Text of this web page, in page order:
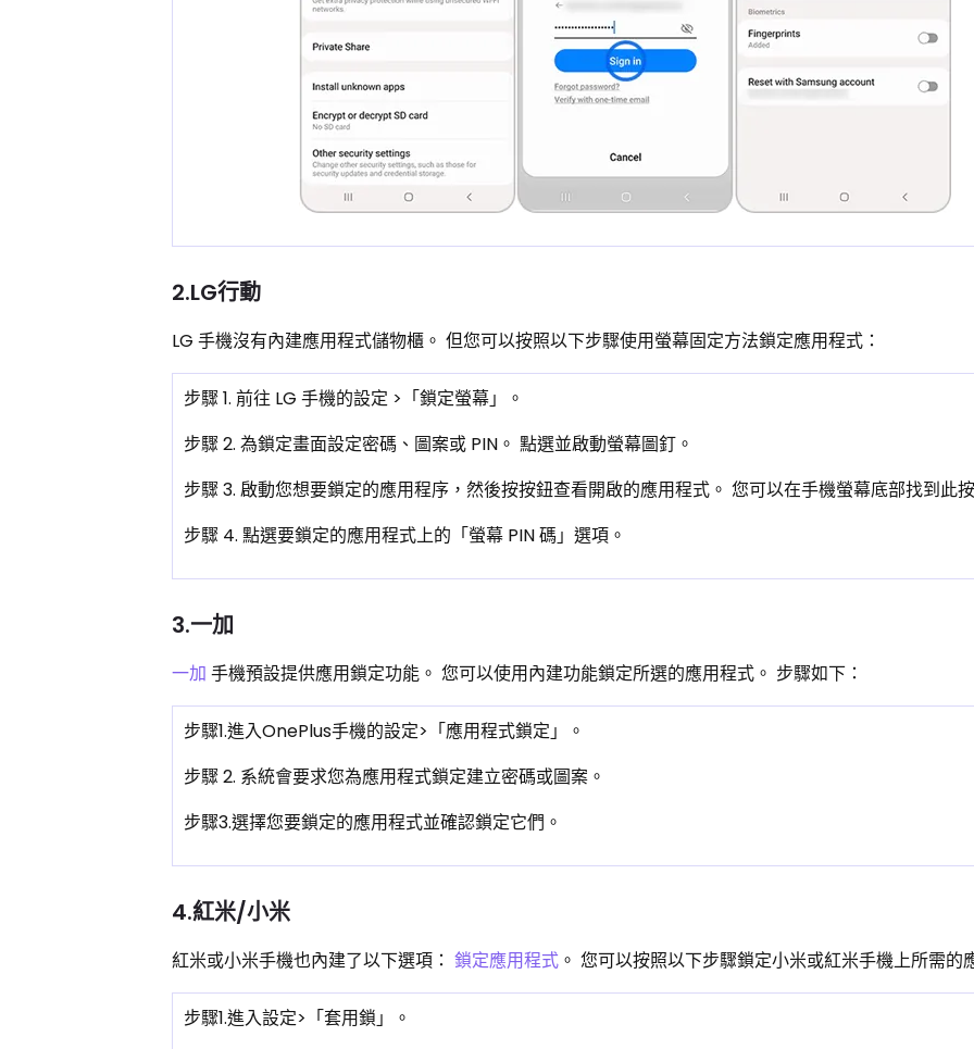
2.LG行動
LG 手機沒有內建應用程式儲物櫃。 但您可以按照以下步驟使用螢幕固定方法鎖定應用程式：
步驟 1. 前往 LG 手機的設定 >「鎖定螢幕」。
步驟 2. 為鎖定畫面設定密碼、圖案或 PIN。 點選並啟動螢幕圖釘。
步驟 3. 啟動您想要鎖定的應用程序，然後按按鈕查看開啟的應用程式。 您可以在手機螢幕底部找到此
步驟 4. 點選要鎖定的應用程式上的「螢幕 PIN 碼」選項。
3.一加
一加 手機預設提供應用鎖定功能。 您可以使用內建功能鎖定所選的應用程式。 步驟如下：
步驟1.進入OnePlus手機的設定>「應用程式鎖定」。
步驟 2. 系統會要求您為應用程式鎖定建立密碼或圖案。
步驟3.選擇您要鎖定的應用程式並確認鎖定它們。
4.紅米/小米
紅米或小米手機也內建了以下選項：鎖定應用程式 。 您可以按照以下步驟鎖定小米或紅米手機上所需
步驟1.進入設定>「套用鎖」。